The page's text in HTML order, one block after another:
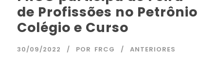
de Profissões no Petrônio
Colégio e Curso
30/09/2022 POR FRCG ANTERIORES